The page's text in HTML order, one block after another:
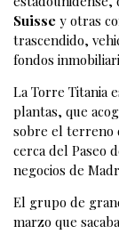
Suisse y otras
trascendido,
fondos
La Torre Titania
plantas, que
sobre el terreno
cerca del Paseo
negocios de
El grupo de
marzo que